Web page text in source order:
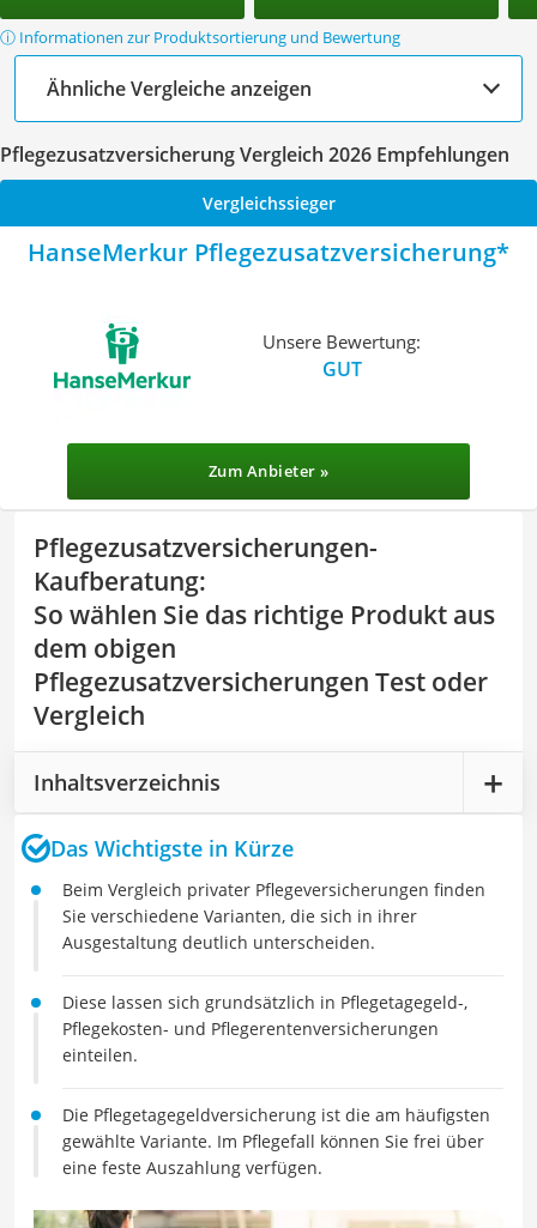
ⓘ Informationen zur Produktsortierung und Bewertung
Ähnliche Vergleiche anzeigen
Pflegezusatzversicherung Vergleich 2026 Empfehlungen
Vergleichssieger
HanseMerkur Pflegezusatzversicherung
Unsere Bewertung:
GUT
Zum Anbieter »
Pflegezusatzversicherungen-
Kaufberatung:
So wählen Sie das richtige Produkt aus
dem obigen
Pflegezusatzversicherungen Test oder
Vergleich
Inhaltsverzeichnis
Das Wichtigste in Kürze
Beim Vergleich privater Pflegeversicherungen finden
Sie verschiedene Varianten, die sich in ihrer
Ausgestaltung deutlich unterscheiden.
Diese lassen sich grundsätzlich in Pflegetagegeld-,
Pflegekosten- und Pflegerentenversicherungen
einteilen.
Die Pflegetagegeldversicherung ist die am häufigsten
gewählte Variante. Im Pflegefall können Sie frei über
eine feste Auszahlung verfügen.